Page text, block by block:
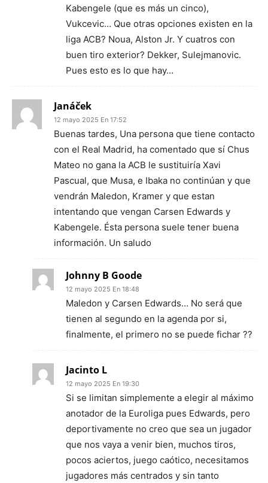
Kabengele (que es más un cinco),
Vukcevic… Que otras opciones existen en la
liga ACB? Noua, Alston Jr. Y cuatros con
buen tiro exterior? Dekker, Sulejmanovic.
Pues esto es lo que hay…
Janáček
12 mayo 2025 En 17:52
Buenas tardes, Una persona que tiene contacto
con el Real Madrid, ha comentado que sí Chus
Mateo no gana la ACB le sustituiría Xavi
Pascual, que Musa, e Ibaka no continúan y que
vendrán Maledon, Kramer y que estan
intentando que vengan Carsen Edwards y
Kabengele. Ésta persona suele tener buena
información. Un saludo
Johnny B Goode
12 mayo 2025 En 18:48
Maledon y Carsen Edwards… No será que
tienen al segundo en la agenda por si,
finalmente, el primero no se puede fichar ??
Jacinto L
12 mayo 2025 En 19:30
Si se limitan simplemente a elegir al máximo
anotador de la Euroliga pues Edwards, pero
deportivamente no creo que sea un jugador
que nos vaya a venir bien, muchos tiros,
pocos aciertos, juego caótico, necesitamos
jugadores más centrados y sin tanto